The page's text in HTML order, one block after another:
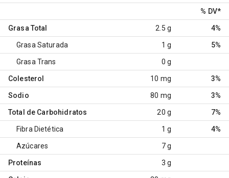
% DV*
Grasa Total 2.5 g 4%
Grasa Saturada 1 g 5%
Grasa Trans 0 g
Colesterol 10 mg 3%
Sodio 80 mg 3%
Total de Carbohidratos 20 g 7%
Fibra Dietética 1 g 4%
Azúcares 7 g
Proteínas 3 g